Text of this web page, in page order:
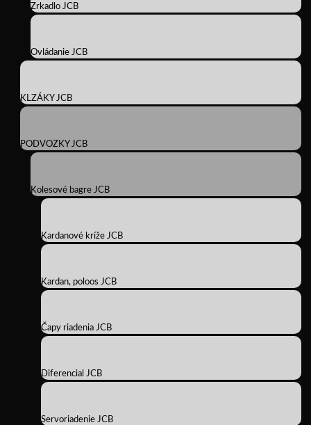
Zrkadlo JCB
Ovládanie JCB
KLZÁKY JCB
PODVOZKY JCB
Kolesové bagre JCB
Kardanové kríže JCB
Kardan, poloos JCB
Čapy riadenia JCB
Diferencial JCB
Servoriadenie JCB